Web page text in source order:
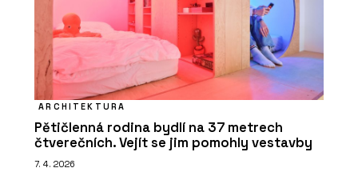
ARCHITEKTURA
Pětičlenná rodina bydlí na 37 metrech
čtverečních. Vejít se jim pomohly vestavby
7. 4. 2026